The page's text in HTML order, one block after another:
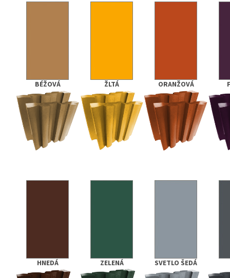
BÉŽOVÁ ŽLTÁ ORANŽOVÁ
HNEDÁ ZELENÁ SVETLO ŠEDÁ